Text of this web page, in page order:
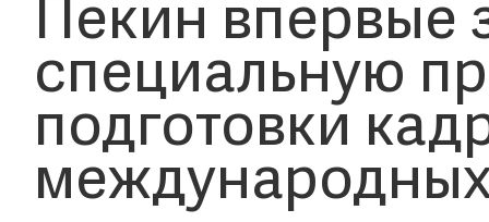
Пекин впервые
специальную
подготовки